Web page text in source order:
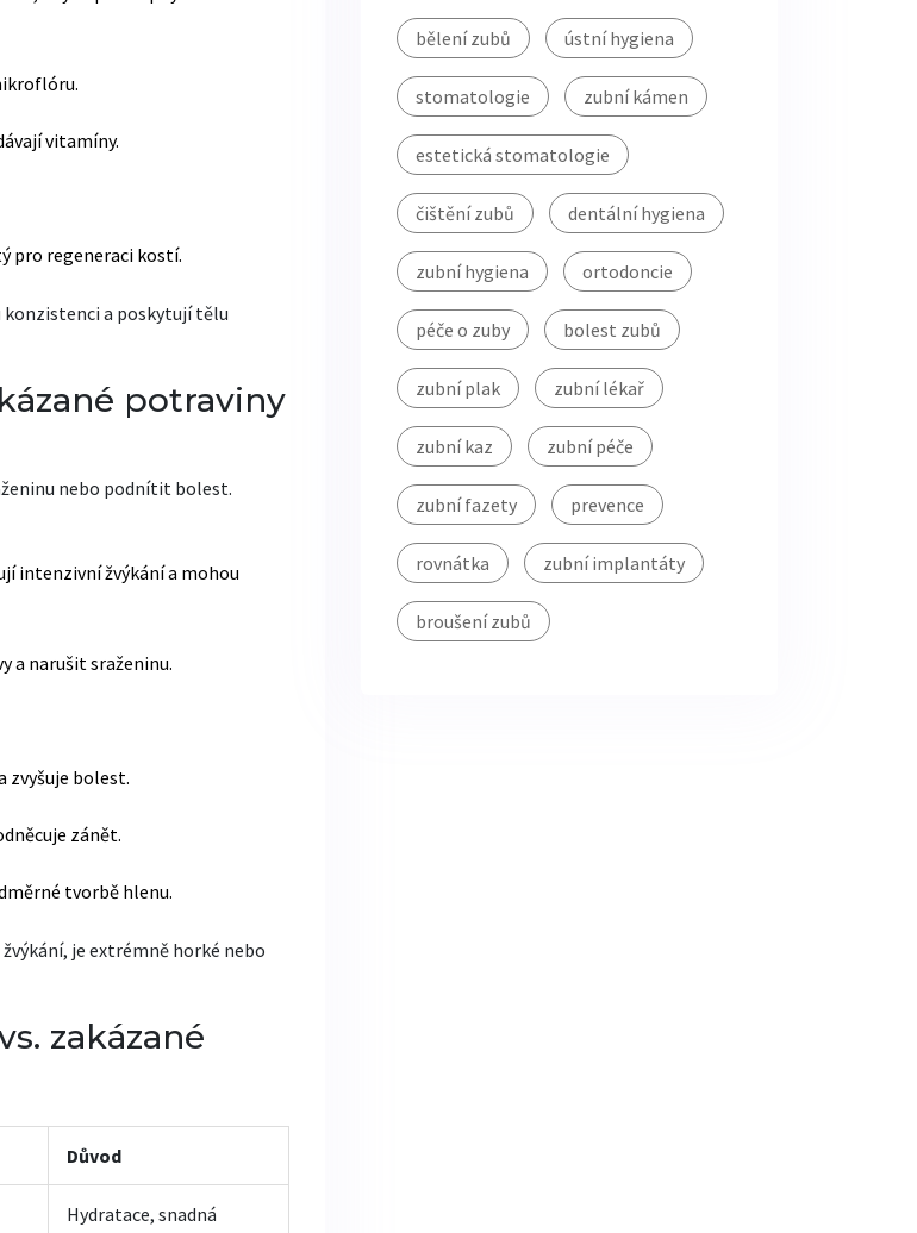
vitamíny.
pro regeneraci kostí.
konzistenci a poskytují tělu
potraviny
nebo podnítit bolest.
intenzivní žvýkání a mohou
a narušit sraženinu.
zvyšuje bolest.
zánět.
tvorbě hlenu.
je extrémně horké nebo
zakázané
Důvod
Hydratace, snadná
bělení zubů ústní hygiena
stomatologie zubní kámen
estetická stomatologie
čištění zubů dentální hygiena
zubní hygiena ortodoncie
péče o zuby bolest zubů
zubní plak zubní lékař
zubní kaz zubní péče
zubní fazety prevence
rovnátka zubní implantáty
broušení zubů